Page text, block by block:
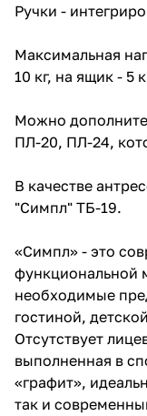
Ручки -
Максимальная
10 кг, на ящик - 5
Можно
ПЛ-20, ПЛ-24,
В качестве
"Симпл" ТБ-19.
«Симпл» - это
функциональной
необходимые
гостиной,
Отсутствует
выполненная в
«графит»,
так и